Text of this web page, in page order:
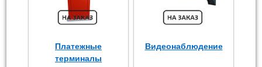
Платежные
терминалы
Видеонаблюдение